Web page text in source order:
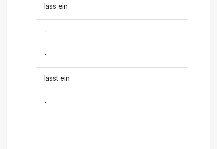
lass ein
-
-
lasst ein
-